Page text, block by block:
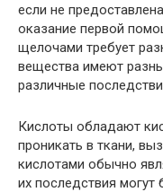
если не
оказание первой
щелочами требует
вещества имеют
различные
Кислоты обладают
проникать в ткани,
кислотами обычно
их последствия